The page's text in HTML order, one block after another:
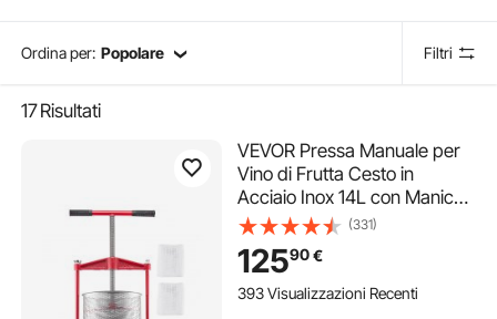
Ordina per: Popolare Filtri
17Risultati
VEVOR Pressa Manuale per
Vino di Frutta Cesto in
Acciaio Inox 14L con Manico,
Spremiagrumi Manuale per
Bevande Alcoliche Pressa
per Sidro, Mela, Uva, Tintura,
Miele, Olio d'Oliva Cucina,
(331)
12590€
393 Visualizzazioni Recenti